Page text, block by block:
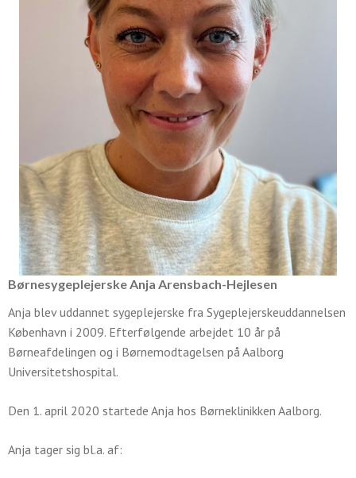
Børnesygeplejerske Anja Arensbach-Hejlesen
Anja blev uddannet sygeplejerske fra Sygeplejerskeuddannelsen
København i 2009. Efterfølgende arbejdet 10 år på
Børneafdelingen og i Børnemodtagelsen på Aalborg
Universitetshospital.
Den 1. april 2020 startede Anja hos Børneklinikken Aalborg.
Anja tager sig bl.a. af: